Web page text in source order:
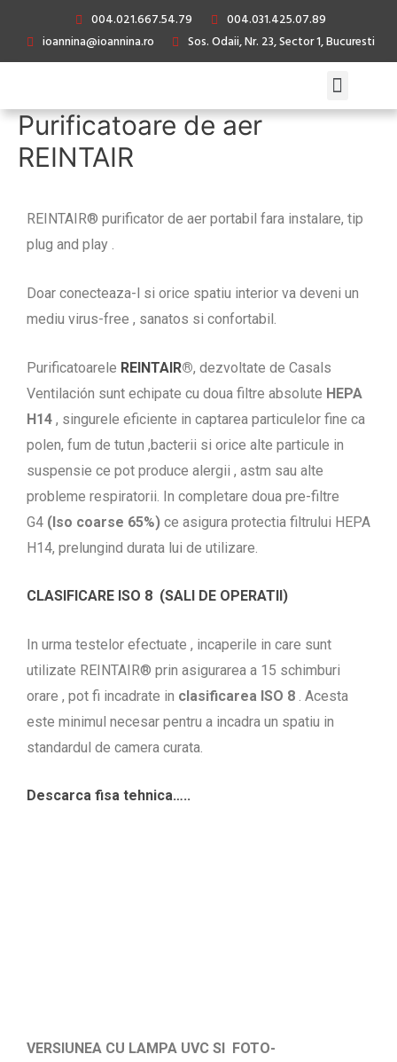
004.021.667.54.79
004.031.425.07.89
ioannina@ioannina.ro
Sos. Odaii, Nr. 23, Sector 1, Bucuresti
Purificatoare de aer
REINTAIR
REINTAIR® purificator de aer portabil fara instalare, tip
plug and play .
Doar conecteaza-l si orice spatiu interior va deveni un
mediu virus-free , sanatos si confortabil.
Purificatoarele REINTAIR®, dezvoltate de Casals
Ventilación sunt echipate cu doua filtre absolute HEPA
H14 , singurele eficiente in captarea particulelor fine ca
polen, fum de tutun ,bacterii si orice alte particule in
suspensie ce pot produce alergii , astm sau alte
probleme respiratorii. In completare doua pre-filtre
G4 (Iso coarse 65%) ce asigura protectia filtrului HEPA
H14, prelungind durata lui de utilizare.
CLASIFICARE ISO 8 (SALI DE OPERATII)
In urma testelor efectuate , incaperile in care sunt
utilizate REINTAIR® prin asigurarea a 15 schimburi
orare , pot fi incadrate in clasificarea ISO 8 . Acesta
este minimul necesar pentru a incadra un spatiu in
standardul de camera curata.
Descarca fisa tehnica…..
VERSIUNEA CU LAMPA UVC SI FOTO-